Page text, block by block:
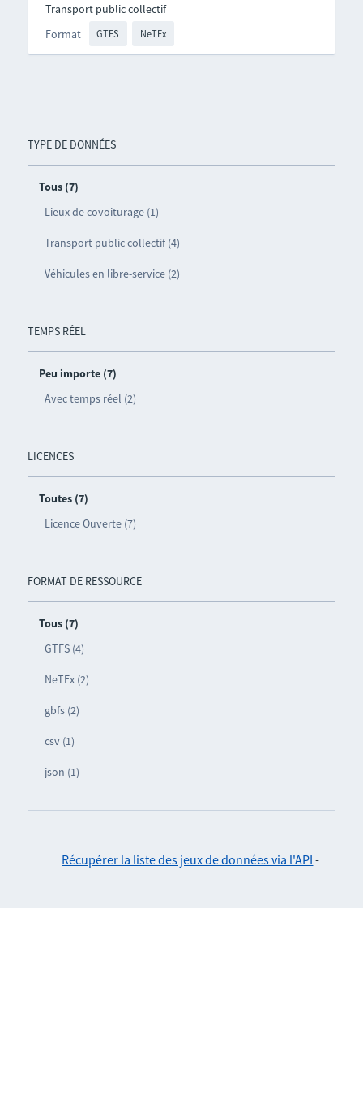
TYPE DE DONNÉES
Tous (7)
Lieux de covoiturage (1)
Transport public collectif (4)
Véhicules en libre-service (2)
TEMPS RÉEL
Peu importe (7)
Avec temps réel (2)
LICENCES
Toutes (7)
Licence Ouverte (7)
FORMAT DE RESSOURCE
Tous (7)
GTFS (4)
NeTEx (2)
gbfs (2)
csv (1)
json (1)
Format GTFS NeTEx
Transport public collectif
Récupérer la liste des jeux de données via l'API -